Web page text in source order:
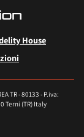
House
TR - 80133 - P.iva:
Terni (TR) Italy